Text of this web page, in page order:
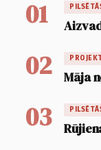
01
02 Māja
03